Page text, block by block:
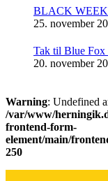
BLACK
25. november
Tak til Blue Fox
20. november
Warning: Undefined
/var/www/
frontend-form-
element/main/
250